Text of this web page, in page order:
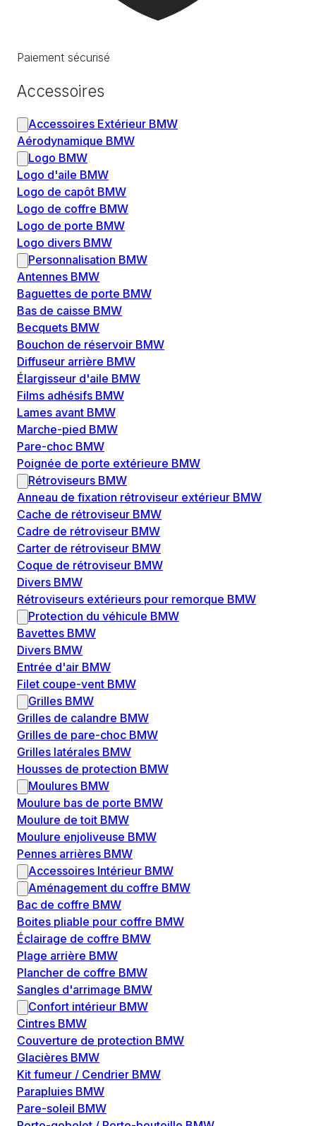
Paiement sécurisé
Accessoires
Accessoires Extérieur BMW
Aérodynamique BMW
Logo BMW
Logo d'aile BMW
Logo de capôt BMW
Logo de coffre BMW
Logo de porte BMW
Logo divers BMW
Personnalisation BMW
Antennes BMW
Baguettes de porte BMW
Bas de caisse BMW
Becquets BMW
Bouchon de réservoir BMW
Diffuseur arrière BMW
Élargisseur d'aile BMW
Films adhésifs BMW
Lames avant BMW
Marche-pied BMW
Pare-choc BMW
Poignée de porte extérieure BMW
Rétroviseurs BMW
Anneau de fixation rétroviseur extérieur BMW
Cache de rétroviseur BMW
Cadre de rétroviseur BMW
Carter de rétroviseur BMW
Coque de rétroviseur BMW
Divers BMW
Rétroviseurs extérieurs pour remorque BMW
Protection du véhicule BMW
Bavettes BMW
Divers BMW
Entrée d'air BMW
Filet coupe-vent BMW
Grilles BMW
Grilles de calandre BMW
Grilles de pare-choc BMW
Grilles latérales BMW
Housses de protection BMW
Moulures BMW
Moulure bas de porte BMW
Moulure de toit BMW
Moulure enjoliveuse BMW
Pennes arrières BMW
Accessoires Intérieur BMW
Aménagement du coffre BMW
Bac de coffre BMW
Boites pliable pour coffre BMW
Éclairage de coffre BMW
Plage arrière BMW
Plancher de coffre BMW
Sangles d'arrimage BMW
Confort intérieur BMW
Cintres BMW
Couverture de protection BMW
Glacières BMW
Kit fumeur / Cendrier BMW
Parapluies BMW
Pare-soleil BMW